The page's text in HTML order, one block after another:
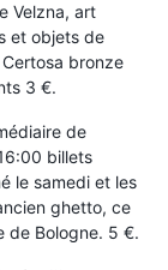
Velzna, art
et objets de
bronze
3 €.
de
billets
le samedi et les
ghetto, ce
de Bologne. 5 €.